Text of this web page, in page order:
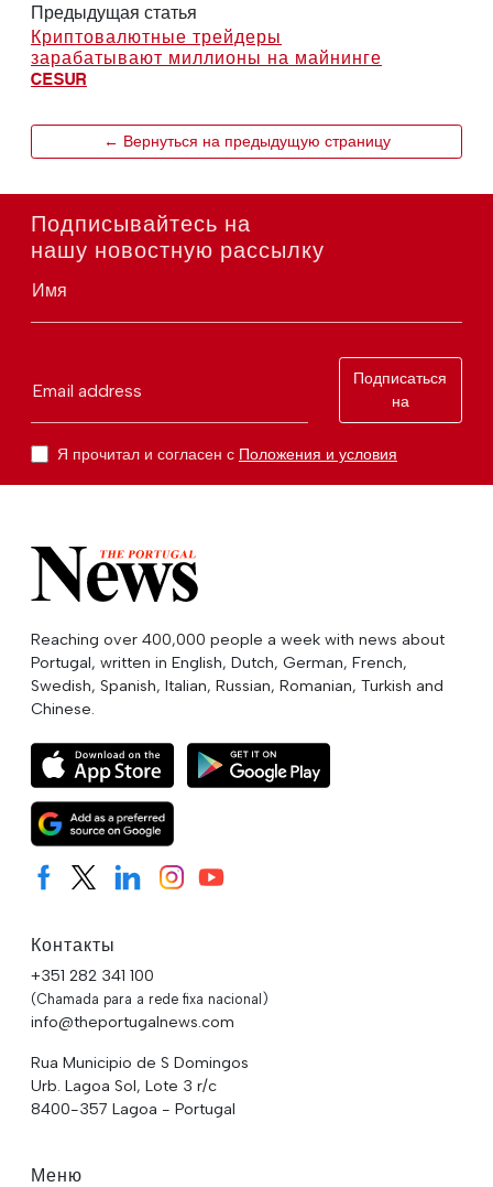
Предыдущая статья
Криптовалютные трейдеры
зарабатывают миллионы на майнинге
CESUR
← Вернуться на предыдущую страницу
Подписывайтесь на
нашу новостную рассылку
Имя
Email address
Подписаться
на
Я прочитал и согласен с Положения и условия
Reaching over 400,000 people a week with news about
Portugal, written in English, Dutch, German, French,
Swedish, Spanish, Italian, Russian, Romanian, Turkish and
Chinese.
Контакты
+351 282 341 100
(Chamada para a rede fixa nacional)
info@theportugalnews.com
Rua Municipio de S Domingos
Urb. Lagoa Sol, Lote 3 r/c
8400-357 Lagoa - Portugal
Меню